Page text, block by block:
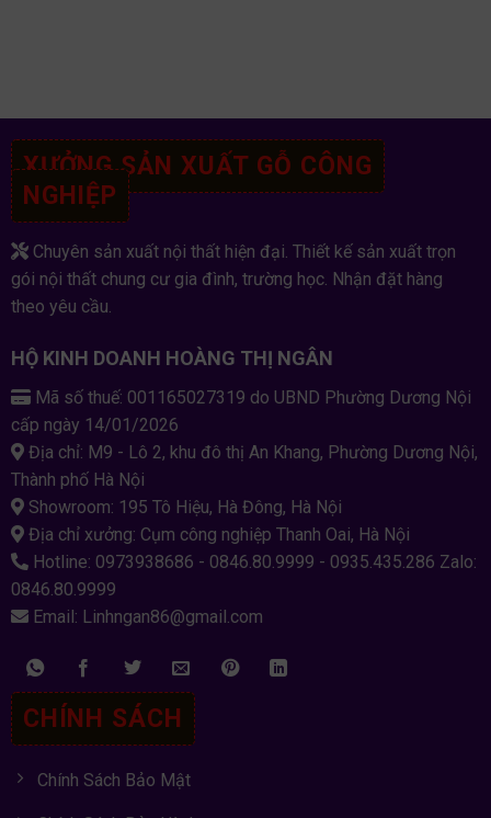
XƯỞNG SẢN XUẤT GỖ CÔNG
NGHIỆP
Chuyên sản xuất nội thất hiện đại. Thiết kế sản xuất trọn
gói nội thất chung cư gia đình, trường học. Nhận đặt hàng
theo yêu cầu.
HỘ KINH DOANH HOÀNG THỊ NGÂN
Mã số thuế: 001165027319 do UBND Phường Dương Nội
cấp ngày 14/01/2026
Địa chỉ: M9 - Lô 2, khu đô thị An Khang, Phường Dương Nội,
Thành phố Hà Nội
Showroom: 195 Tô Hiệu, Hà Đông, Hà Nội
Địa chỉ xưởng: Cụm công nghiệp Thanh Oai, Hà Nội
Hotline: 0973938686 - 0846.80.9999 - 0935.435.286 Zalo:
0846.80.9999
Email: Linhngan86@gmail.com
CHÍNH SÁCH
Chính Sách Bảo Mật